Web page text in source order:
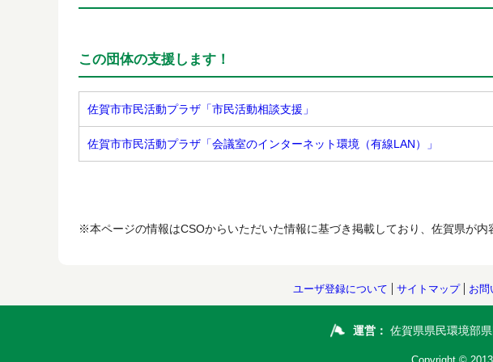
この団体の支援します！
佐賀市市民活動プラザ「市民活動相談支援」
佐賀市市民活動プラザ「会議室のインターネット環境（有線LAN）」
※本ページの情報はCSOからいただいた情報に基づき掲載しており、佐賀県が内
ユーザ登録について サイトマップ お問
運営： 佐賀県県民環境部